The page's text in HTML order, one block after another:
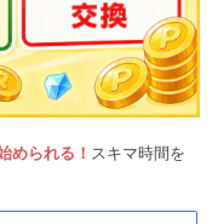
められる！ スキマ時間を